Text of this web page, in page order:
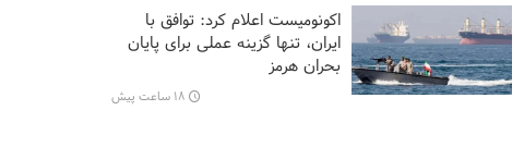
اکونومیست اعلام کرد: توافق با
ایران، تنها گزینه عملی برای پایان
بحران هرمز
۱۸ ساعت پیش